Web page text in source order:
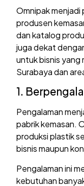
Omnipak menjadi
produsen
dan katalog
juga dekat
untuk bisnis yang
Surabaya dan
1.
Pengalaman
pabrik kemasan.
produksi plastik
bisnis maupun
Pengalaman ini
kebutuhan